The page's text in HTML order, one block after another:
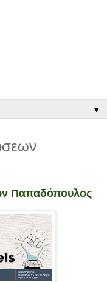
▼
Παπαδόπουλος